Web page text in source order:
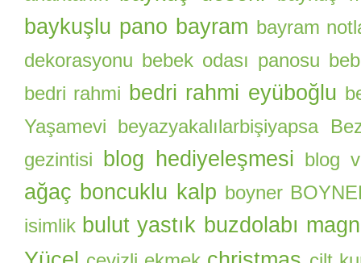
baykuşlu pano bayram bayram
dekorasyonu bebek odası panosu
bedri rahmi bedri rahmi eyüboğlu
Yaşamevi
beyazyakalılarbişiyapsa
gezintisi
blog hediyeleşmesi blog
ağaç boncuklu kalp boyner
isimlik bulut yastık buzdolabı